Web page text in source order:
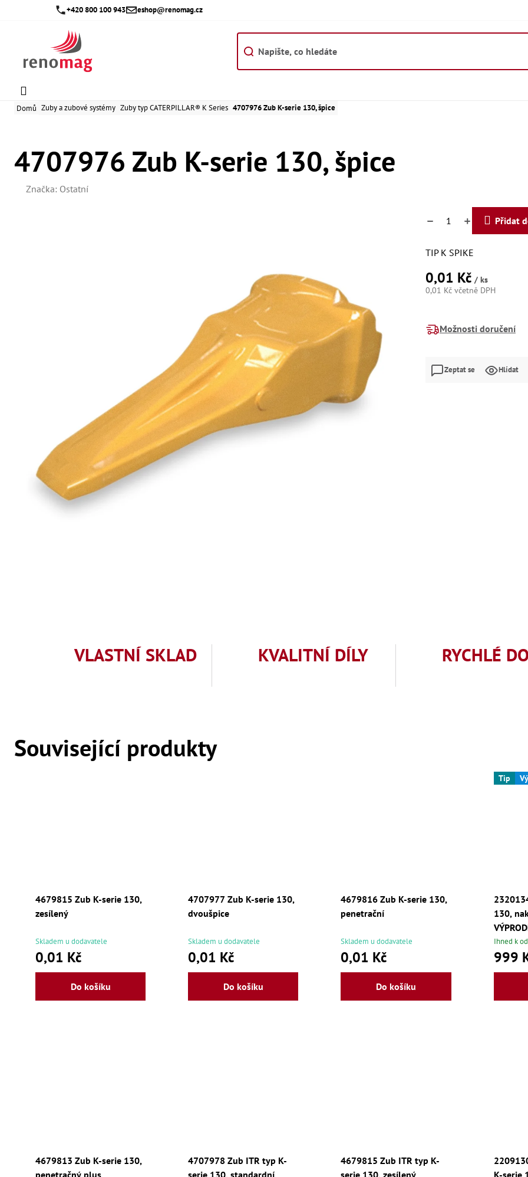
+420 800 100 943 eshop@renomag.cz
Domů Zuby a zubové systémy Zuby typ CATERPILLAR® K Series 4707976 Zub K-serie 130, špice
4707976 Zub K-serie 130, špice
Značka: Ostatní
0,01 Kč / ks
0,01 Kč včetně DPH
Možnosti doručení
Přidat
TIP K SPIKE
Zeptat se Hlídat
VLASTNÍ SKLAD KVALITNÍ DÍLY RYCHLÉ
Související produkty
4679815 Zub K-serie 130,
zesílený
Skladem u dodavatele
0,01 Kč
Do košíku
4707977 Zub K-serie 130,
dvoušpice
Skladem u dodavatele
0,01 Kč
Do košíku
4679816 Zub K-serie 130,
penetrační
Skladem u dodavatele
0,01 Kč
Do košíku
Tip
130,
Ihned k
999
4679813 Zub K-serie 130,
penetračný plus
4707978 Zub ITR typ K-
serie 130, standardní
4679815 Zub ITR typ K-
serie 130, zesílený
K-serie